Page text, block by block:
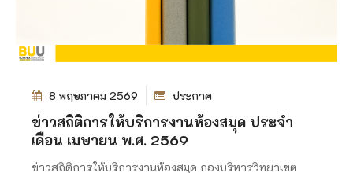
8 พฤษภาคม 2569 ประกาศ
ข่าวสถิติการให้บริการงานห้องสมุด ประจำ
เดือน เมษายน พ.ศ. 2569
ข่าวสถิติการให้บริการงานห้องสมุด กองบริหารวิทยาเขต